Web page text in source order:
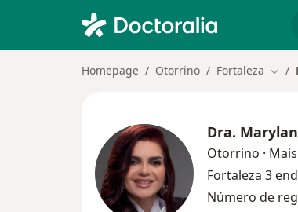
Homepage Otorrino Fortaleza
Dra.
Otorrino · Mais
Fortaleza 3
Número de